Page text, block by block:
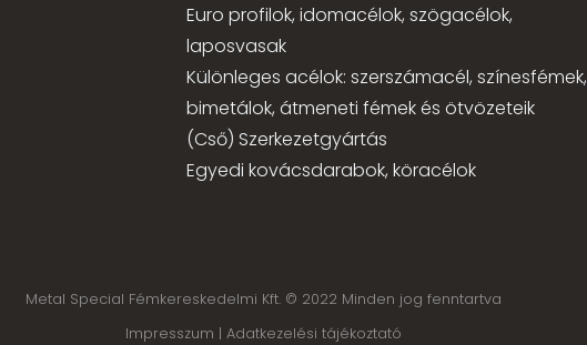
Euro profilok, idomacélok, szögacélok,
laposvasak
Különleges acélok: szerszámacél, színesfémek,
bimetálok, átmeneti fémek és ötvözeteik
(Cső) Szerkezetgyártás
Egyedi kovácsdarabok, köracélok
Metal Special Fémkereskedelmi Kft. © 2022 Minden jog fenntartva
Impresszum | Adatkezelési tájékoztató